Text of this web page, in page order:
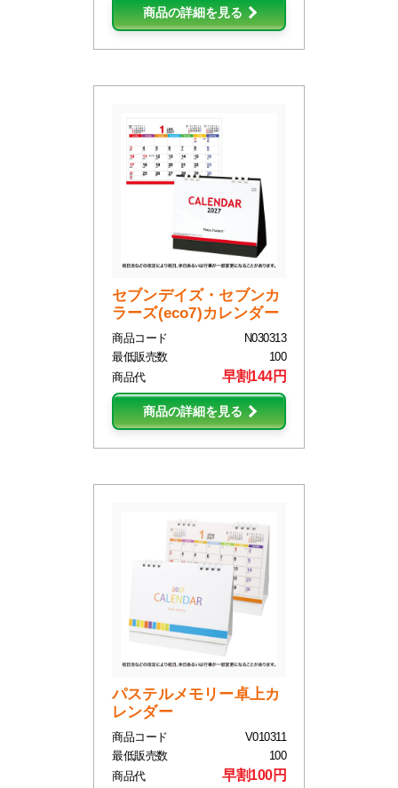
商品の詳細を見る
セブンデイズ・セブンカ
ラーズ(eco7)カレンダー
商品コード
N030313
最低販売数
100
商品代
早割144円
商品の詳細を見る
パステルメモリー卓上カ
レンダー
商品コード
V010311
最低販売数
100
商品代
早割100円